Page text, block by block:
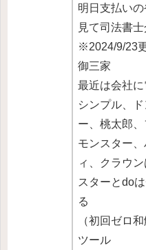
明日支払い
見て司法書
※2024/9/23
御三家
最近は会社
シンプル、
ー、桃太郎、
モンスター
ィ、クラウ
スターとdo
る
（初回ゼロ
ツール